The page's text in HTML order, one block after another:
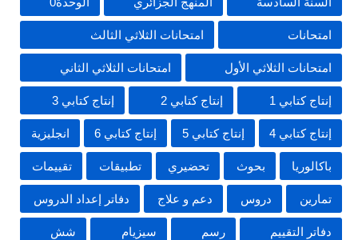
امتحانات امتحانات الثلاثي الثالث
امتحانات الثلاثي الأول امتحانات الثلاثي الثاني
إنتاج كتابي 1 إنتاج كتابي 2 إنتاج كتابي 3
إنتاج كتابي 4 إنتاج كتابي 5 إنتاج كتابي 6 انجليزية
باكالوريا بحوث تحضيري تطبيقات تقييمات
تمارين دروس دعم و علاج دفاتر إعداد الدروس
دفاتر التقييم رسم سيزيام شش